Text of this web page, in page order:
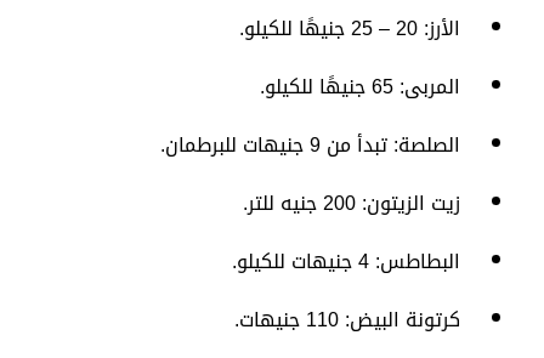
الأرز: 20 – 25 جنيهًا للكيلو.
المربى: 65 جنيهًا للكيلو.
الصلصة: تبدأ من 9 جنيهات للبرطمان.
زيت الزيتون: 200 جنيه للتر.
البطاطس: 4 جنيهات للكيلو.
كرتونة البيض: 110 جنيهات.